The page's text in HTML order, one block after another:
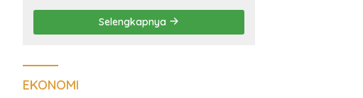
Demi Keselamatan
Pengguna Jalan
Selengkapnya
EKONOMI